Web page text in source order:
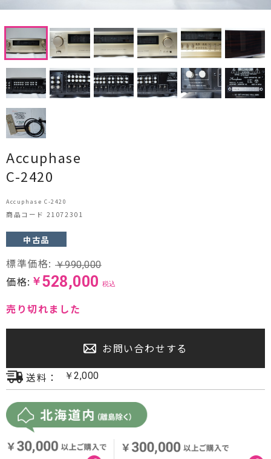
ネットワークプレーヤー・D/Aコンバーター
レコードプレーヤー
スピーカー
オーディオアクセサリー
オーディオその他
AVアンプ
ＴＶ・レコーダー・プレーヤー
プロジェクター・スクリーン
サウンドバー・アンプ内蔵型スピーカー
センタースピーカー・サブウーファー
Accuphase
C-2420
Accuphase C-2420
商品コード 21072301
中古品
標準価格: ￥990,000
価格: ￥ 528,000 税込
売り切れました
お問い合わせする
送料：
￥2,000